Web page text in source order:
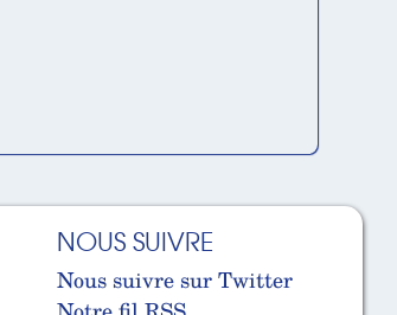
NOUS SUIVRE
Nous suivre sur Twitter